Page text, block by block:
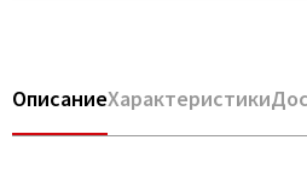
ОписаниеХарактеристики